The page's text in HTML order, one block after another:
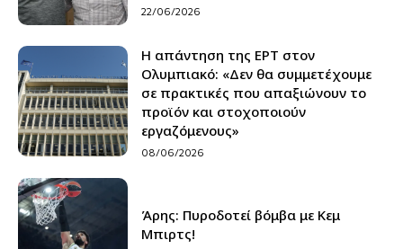
22/06/2026
Η απάντηση της ΕΡΤ στον
Ολυμπιακό: «Δεν θα συμμετέχουμε
σε πρακτικές που απαξιώνουν το
προϊόν και στοχοποιούν
εργαζόμενους»
08/06/2026
Άρης: Πυροδοτεί βόμβα με Κεμ
Μπιρτς!